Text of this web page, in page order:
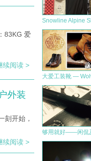
83KG 爱
续阅读 >
外装
开始，
续阅读 >